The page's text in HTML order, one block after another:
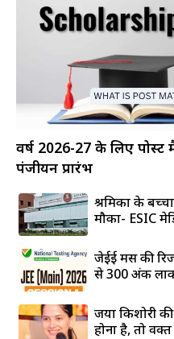
वर्ष 2026-27 के लिए पोस्ट
पंजीयन प्रारंभ
श्रमिकों के
मौका- ESIC
जेईई मेंस की
से 300 अंक
जया किशोरी
होना है, तो